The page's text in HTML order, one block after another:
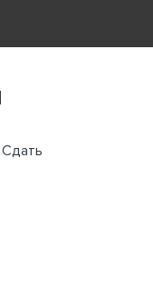
Сдать